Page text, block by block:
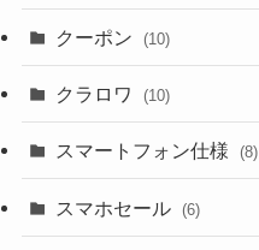
クーポン (10)
クラロワ (10)
スマートフォン仕様 (8)
スマホセール (6)